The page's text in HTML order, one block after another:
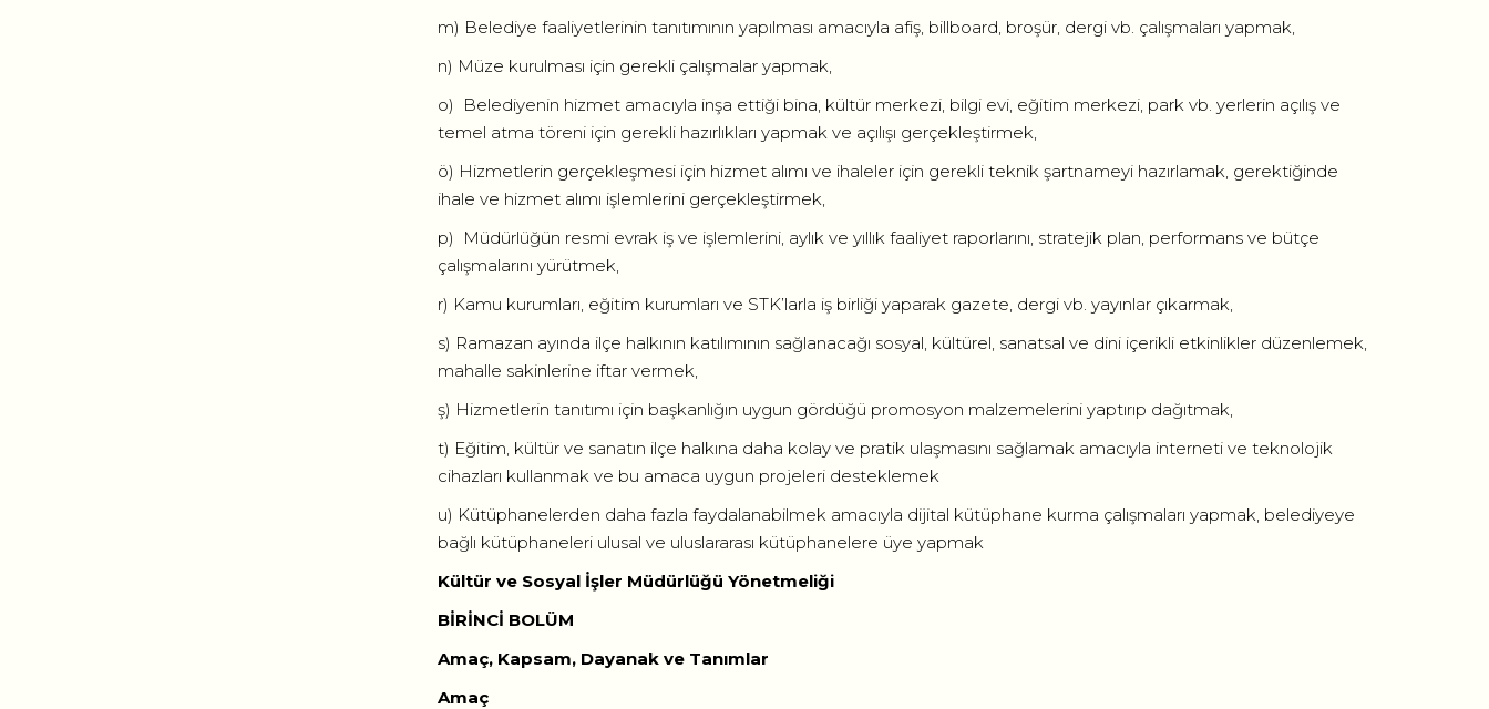
m) Belediye faaliyetlerinin tanıtımının yapılması amacıyla afiş, billboard, broşür, dergi vb. çalışmaları yapmak,
n) Müze kurulması için gerekli çalışmalar yapmak,
o) Belediyenin hizmet amacıyla inşa ettiği bina, kültür merkezi, bilgi evi, eğitim merkezi, park vb. yerlerin açılış ve
temel atma töreni için gerekli hazırlıkları yapmak ve açılışı gerçekleştirmek,
ö) Hizmetlerin gerçekleşmesi için hizmet alımı ve ihaleler için gerekli teknik şartnameyi hazırlamak, gerektiğinde
ihale ve hizmet alımı işlemlerini gerçekleştirmek,
p) Müdürlüğün resmi evrak iş ve işlemlerini, aylık ve yıllık faaliyet raporlarını, stratejik plan, performans ve bütçe
çalışmalarını yürütmek,
r) Kamu kurumları, eğitim kurumları ve STK’larla iş birliği yaparak gazete, dergi vb. yayınlar çıkarmak,
s) Ramazan ayında ilçe halkının katılımının sağlanacağı sosyal, kültürel, sanatsal ve dini içerikli etkinlikler düzenlemek,
mahalle sakinlerine iftar vermek,
ş) Hizmetlerin tanıtımı için başkanlığın uygun gördüğü promosyon malzemelerini yaptırıp dağıtmak,
t) Eğitim, kültür ve sanatın ilçe halkına daha kolay ve pratik ulaşmasını sağlamak amacıyla interneti ve teknolojik
cihazları kullanmak ve bu amaca uygun projeleri desteklemek
u) Kütüphanelerden daha fazla faydalanabilmek amacıyla dijital kütüphane kurma çalışmaları yapmak, belediyeye
bağlı kütüphaneleri ulusal ve uluslararası kütüphanelere üye yapmak
Kültür ve Sosyal İşler Müdürlüğü Yönetmeliği
BİRİNCİ BOLÜM
Amaç, Kapsam, Dayanak ve Tanımlar
Amaç